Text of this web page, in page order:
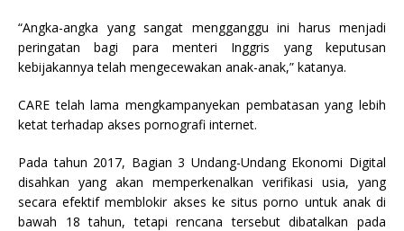
“Angka-angka yang sangat mengganggu ini harus menjadi
peringatan bagi para menteri Inggris yang keputusan
kebijakannya telah mengecewakan anak-anak,” katanya.
CARE telah lama mengkampanyekan pembatasan yang lebih
ketat terhadap akses pornografi internet.
Pada tahun 2017, Bagian 3 Undang-Undang Ekonomi Digital
disahkan yang akan memperkenalkan verifikasi usia, yang
secara efektif memblokir akses ke situs porno untuk anak di
bawah 18 tahun, tetapi rencana tersebut dibatalkan pada